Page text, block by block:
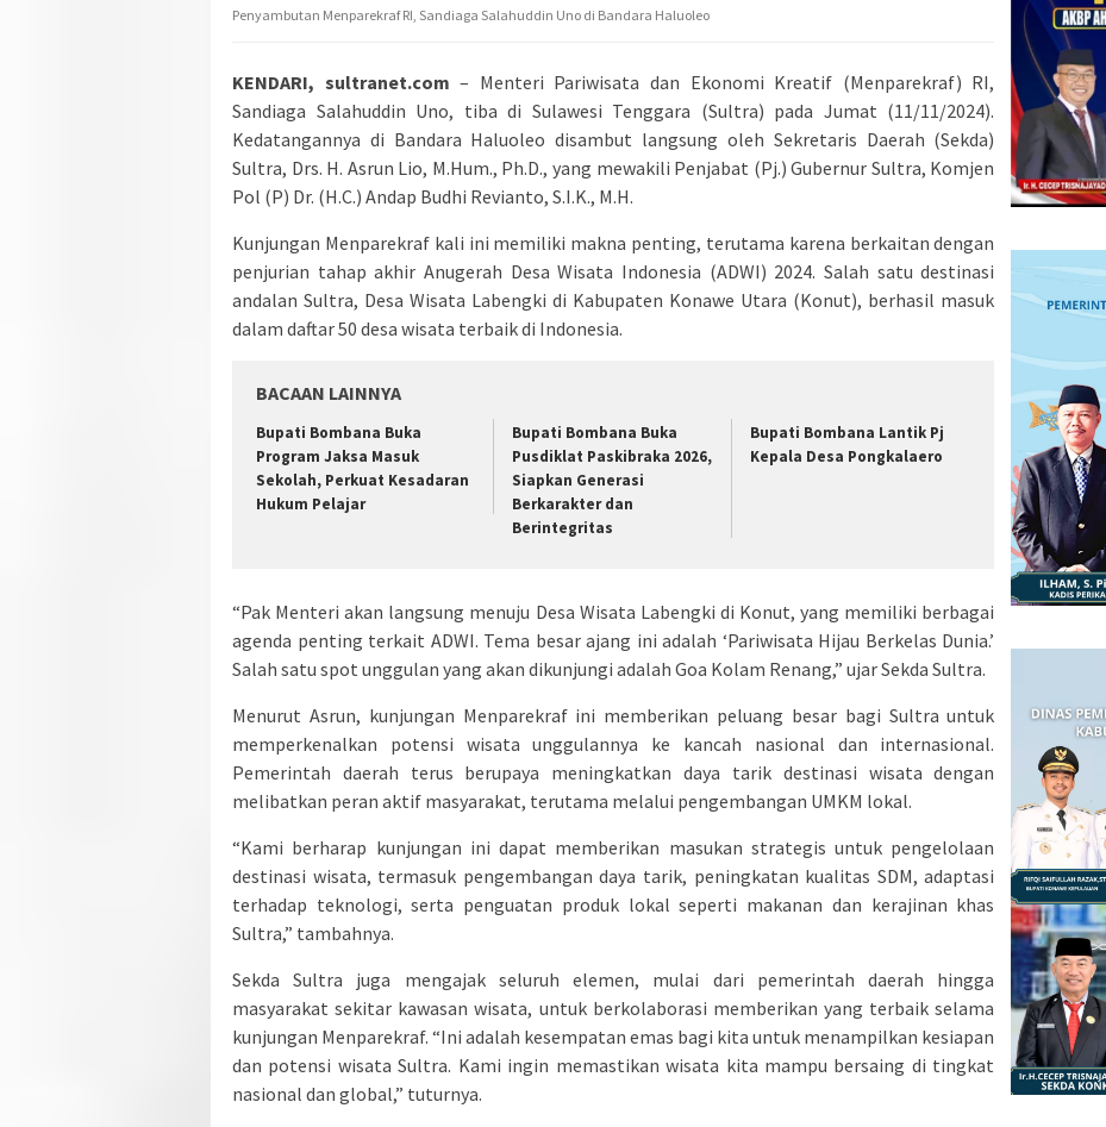
Penyambutan Menparekraf RI, Sandiaga Salahuddin Uno di Bandara Haluoleo
KENDARI, sultranet.com – Menteri Pariwisata dan Ekonomi Kreatif (Menparekraf) RI,
Sandiaga Salahuddin Uno, tiba di Sulawesi Tenggara (Sultra) pada Jumat (11/11/2024).
Kedatangannya di Bandara Haluoleo disambut langsung oleh Sekretaris Daerah (Sekda)
Sultra, Drs. H. Asrun Lio, M.Hum., Ph.D., yang mewakili Penjabat (Pj.) Gubernur Sultra, Komjen
Pol (P) Dr. (H.C.) Andap Budhi Revianto, S.I.K., M.H.
Kunjungan Menparekraf kali ini memiliki makna penting, terutama karena berkaitan dengan
penjurian tahap akhir Anugerah Desa Wisata Indonesia (ADWI) 2024. Salah satu destinasi
andalan Sultra, Desa Wisata Labengki di Kabupaten Konawe Utara (Konut), berhasil masuk
dalam daftar 50 desa wisata terbaik di Indonesia.
BACAAN LAINNYA
Bupati Bombana Buka
Program Jaksa Masuk
Sekolah, Perkuat Kesadaran
Hukum Pelajar
Bupati Bombana Buka
Pusdiklat Paskibraka 2026,
Siapkan Generasi
Berkarakter dan
Berintegritas
Bupati Bombana Lantik Pj
Kepala Desa Pongkalaero
“Pak Menteri akan langsung menuju Desa Wisata Labengki di Konut, yang memiliki berbagai
agenda penting terkait ADWI. Tema besar ajang ini adalah ‘Pariwisata Hijau Berkelas Dunia.’
Salah satu spot unggulan yang akan dikunjungi adalah Goa Kolam Renang,” ujar Sekda Sultra.
Menurut Asrun, kunjungan Menparekraf ini memberikan peluang besar bagi Sultra untuk
memperkenalkan potensi wisata unggulannya ke kancah nasional dan internasional.
Pemerintah daerah terus berupaya meningkatkan daya tarik destinasi wisata dengan
melibatkan peran aktif masyarakat, terutama melalui pengembangan UMKM lokal.
“Kami berharap kunjungan ini dapat memberikan masukan strategis untuk pengelolaan
destinasi wisata, termasuk pengembangan daya tarik, peningkatan kualitas SDM, adaptasi
terhadap teknologi, serta penguatan produk lokal seperti makanan dan kerajinan khas
Sultra,” tambahnya.
Sekda Sultra juga mengajak seluruh elemen, mulai dari pemerintah daerah hingga
masyarakat sekitar kawasan wisata, untuk berkolaborasi memberikan yang terbaik selama
kunjungan Menparekraf. “Ini adalah kesempatan emas bagi kita untuk menampilkan kesiapan
dan potensi wisata Sultra. Kami ingin memastikan wisata kita mampu bersaing di tingkat
nasional dan global,” tuturnya.